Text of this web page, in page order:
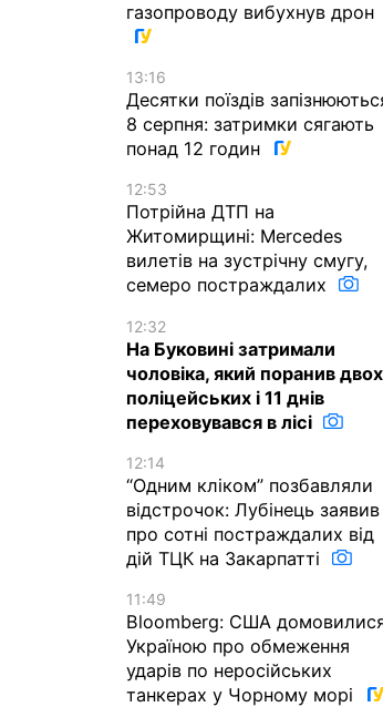
газопроводу вибухнув дрон
13:16
Десятки поїздів
8 серпня: затримки сягають
понад 12 годин
12:53
Потрійна ДТП на
Житомирщині: Mercedes
вилетів на зустрічну смугу,
семеро постраждалих
12:32
На Буковині затримали
чоловіка, який поранив двох
поліцейських і 11 днів
переховувався в лісі
12:14
“Одним кліком” позбавляли
відстрочок: Лубінець заявив
про сотні постраждалих від
дій ТЦК на Закарпатті
11:49
Bloomberg: США
Україною про обмеження
ударів по неросійських
танкерах у Чорному морі